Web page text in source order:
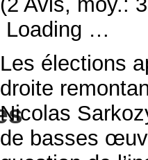
Loading …
Les élections
droite
Nicolas
de basses